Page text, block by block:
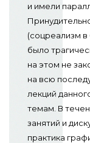
и имели
(соцреализм
было
на этом не
на всю
лекций
темам. В
занятий и
практика